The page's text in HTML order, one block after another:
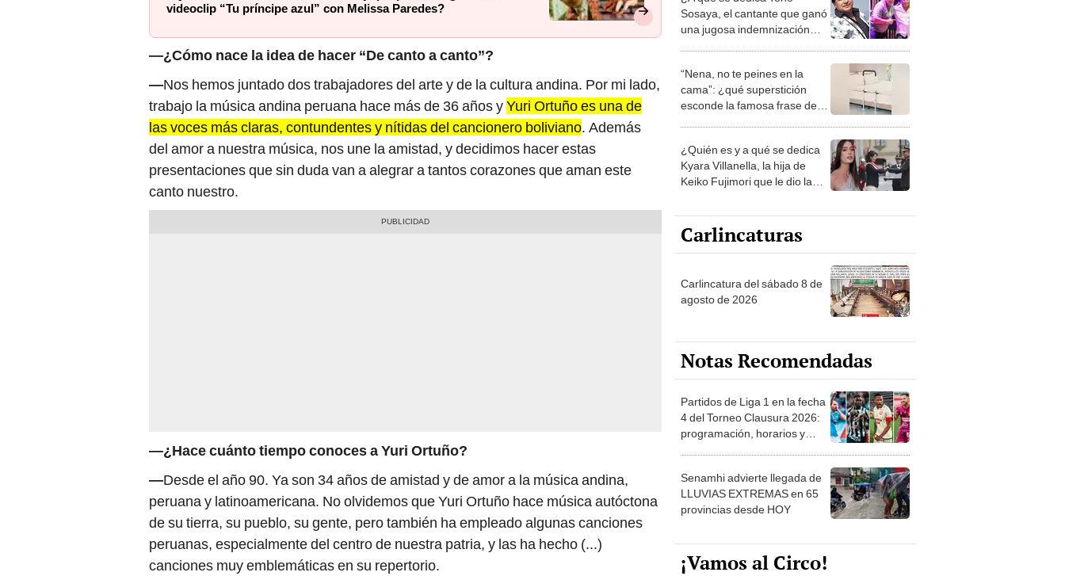
videoclip “Tu príncipe azul” con Melissa Paredes?
—¿Cómo nace la idea de hacer “De canto a canto”?
—Nos hemos juntado dos trabajadores del arte y de la cultura andina. Por mi lado,
trabajo la música andina peruana hace más de 36 años yYuri Ortuño es una de
las voces más claras, contundentes y nítidas del cancionero boliviano. Además
del amor a nuestra música, nos une la amistad, y decidimos hacer estas
presentaciones que sin duda van a alegrar a tantos corazones que aman este
canto nuestro.
—¿Hace cuánto tiempo conoces a Yuri Ortuño?
—Desde el año 90. Ya son 34 años de amistad y de amor a la música andina,
peruana y latinoamericana. No olvidemos que Yuri Ortuño hace música autóctona
de su tierra, su pueblo, su gente, pero también ha empleado algunas canciones
peruanas, especialmente del centro de nuestra patria, y las ha hecho (...)
canciones muy emblemáticas en su repertorio.
Sosaya, el cantante que ganó
una jugosa indemnización
“Nena, no te peines en la
cama”: ¿qué superstición
esconde la famosa frase de
¿Quién es y a qué se dedica
Kyara Villanella, la hija de
Keiko Fujimori que le dio la
Carlincaturas
Carlincatura del sábado 8 de
agosto de 2026
Notas Recomendadas
Partidos de Liga 1 en la fecha
4 del Torneo Clausura 2026:
programación, horarios y
Senamhi advierte llegada de
LLUVIAS EXTREMAS en 65
provincias desde HOY
¡Vamos al Circo!